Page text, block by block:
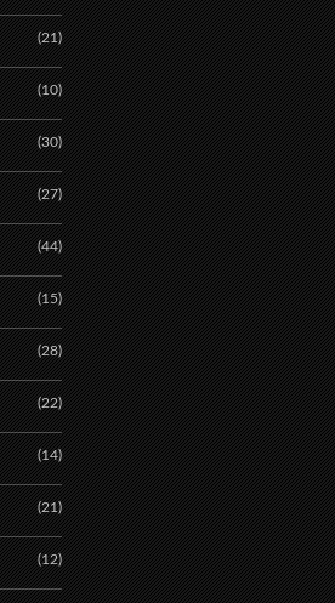
(21)
(10)
(30)
(27)
(44)
(15)
(28)
(22)
(14)
(21)
(12)